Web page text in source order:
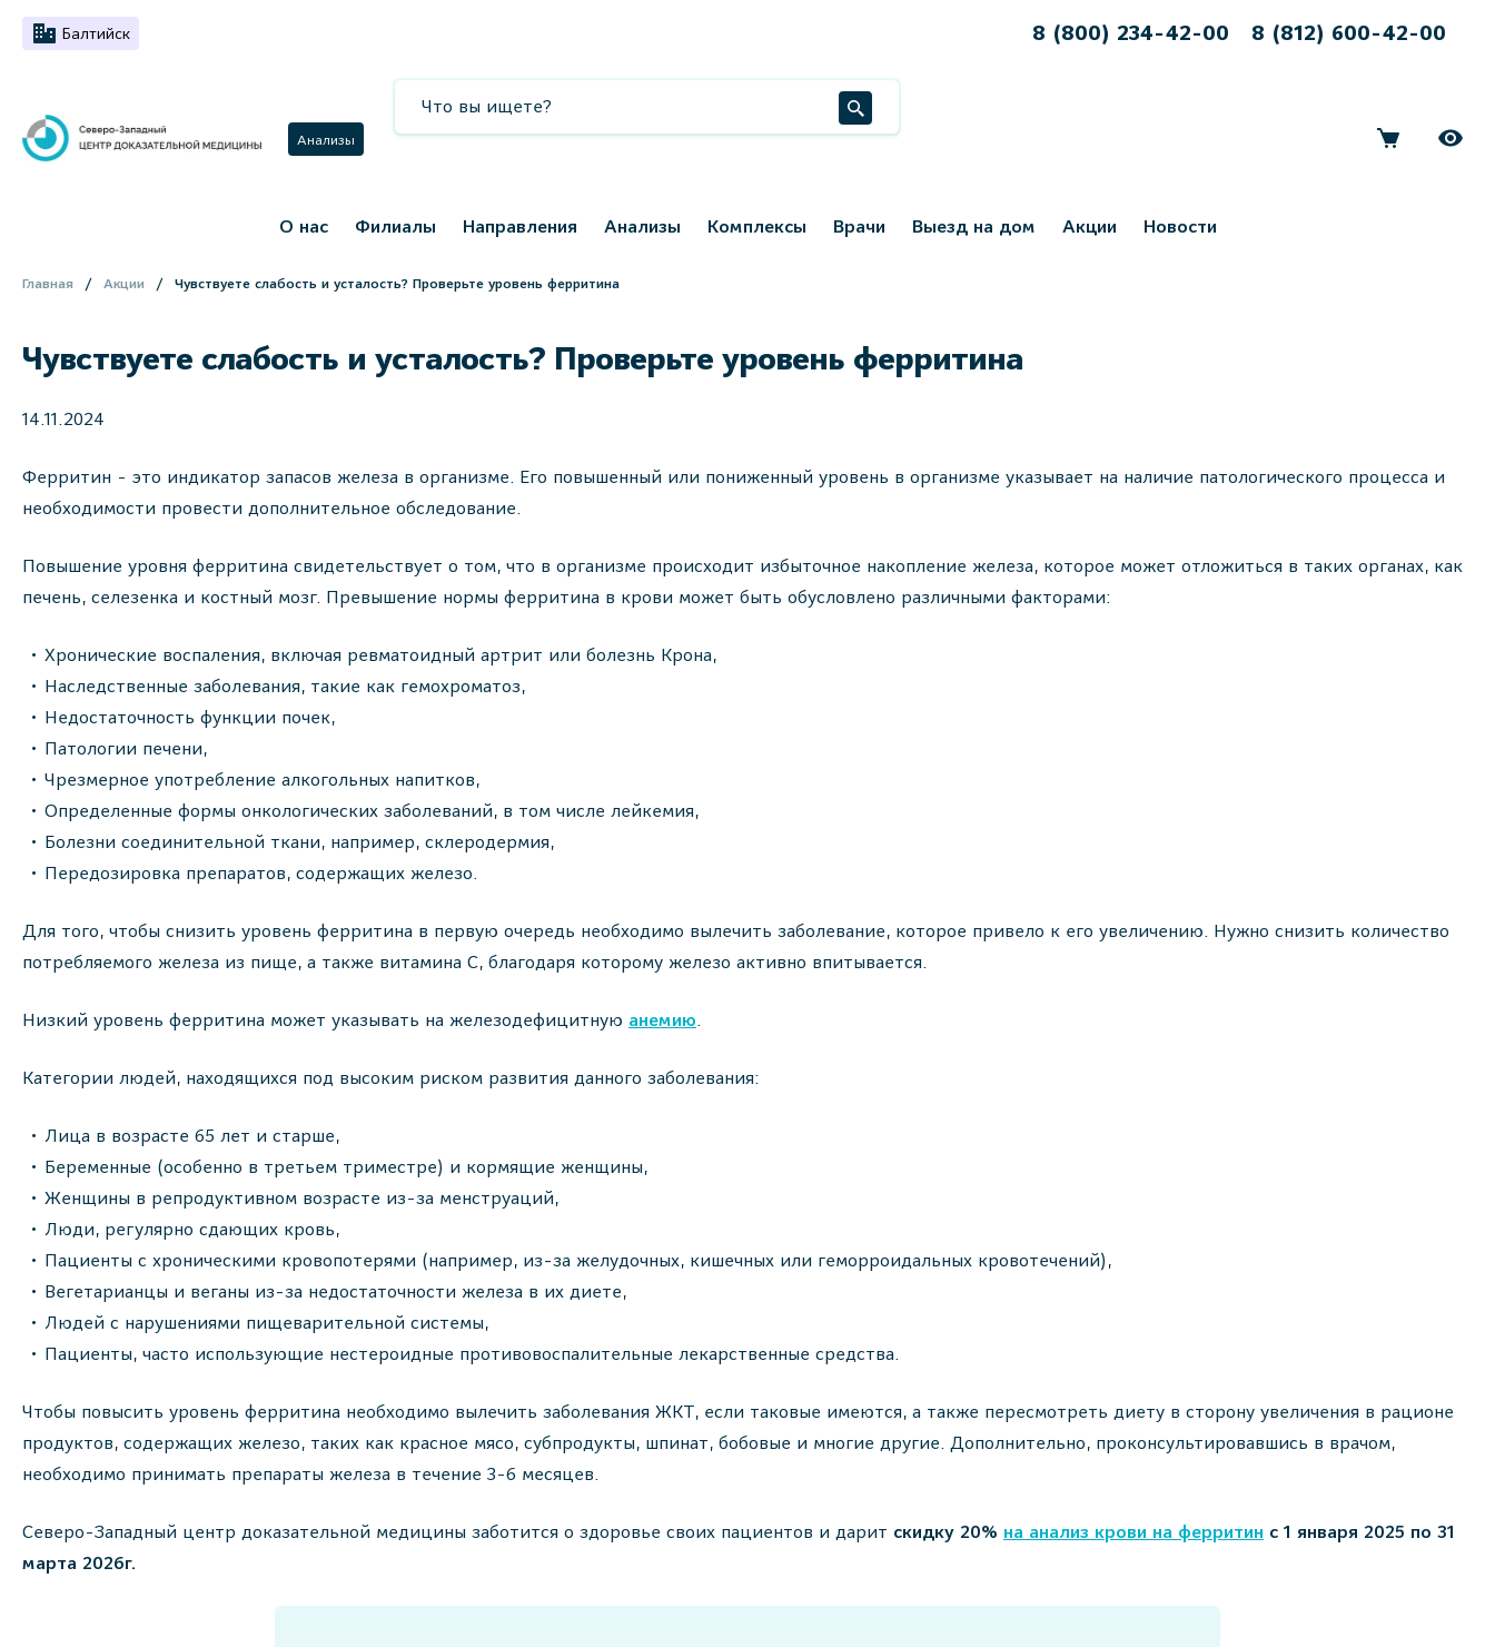
Балтийск 8 (800) 234-42-00 8 (812) 600-42-00
Анализы
О нас Филиалы Направления Анализы Комплексы Врачи Выезд на дом Акции Новости
Главная Акции Чувствуете слабость и усталость? Проверьте уровень ферритина
Чувствуете слабость и усталость? Проверьте уровень ферритина
14.11.2024
Ферритин - это индикатор запасов железа в организме. Его повышенный или пониженный уровень в организме указывает на наличие патологического процесса и
необходимости провести дополнительное обследование.
Повышение уровня ферритина свидетельствует о том, что в организме происходит избыточное накопление железа, которое может отложиться в таких органах, как
печень, селезенка и костный мозг. Превышение нормы ферритина в крови может быть обусловлено различными факторами:
Хронические воспаления, включая ревматоидный артрит или болезнь Крона,
Наследственные заболевания, такие как гемохроматоз,
Недостаточность функции почек,
Патологии печени,
Чрезмерное употребление алкогольных напитков,
Определенные формы онкологических заболеваний, в том числе лейкемия,
Болезни соединительной ткани, например, склеродермия,
Передозировка препаратов, содержащих железо.
Для того, чтобы снизить уровень ферритина в первую очередь необходимо вылечить заболевание, которое привело к его увеличению. Нужно снизить количество
потребляемого железа из пище, а также витамина С, благодаря которому железо активно впитывается.
Низкий уровень ферритина может указывать на железодефицитную анемию.
Категории людей, находящихся под высоким риском развития данного заболевания:
Лица в возрасте 65 лет и старше,
Беременные (особенно в третьем триместре) и кормящие женщины,
Женщины в репродуктивном возрасте из-за менструаций,
Люди, регулярно сдающих кровь,
Пациенты с хроническими кровопотерями (например, из-за желудочных, кишечных или геморроидальных кровотечений),
Вегетарианцы и веганы из-за недостаточности железа в их диете,
Людей с нарушениями пищеварительной системы,
Пациенты, часто использующие нестероидные противовоспалительные лекарственные средства.
Чтобы повысить уровень ферритина необходимо вылечить заболевания ЖКТ, если таковые имеются, а также пересмотреть диету в сторону увеличения в рационе
продуктов, содержащих железо, таких как красное мясо, субпродукты, шпинат, бобовые и многие другие. Дополнительно, проконсультировавшись в врачом,
необходимо принимать препараты железа в течение 3-6 месяцев.
Северо-Западный центр доказательной медицины заботится о здоровье своих пациентов и дарит скидку 20% на анализ крови на ферритин с 1 января 2025 по 31
марта 2026г.